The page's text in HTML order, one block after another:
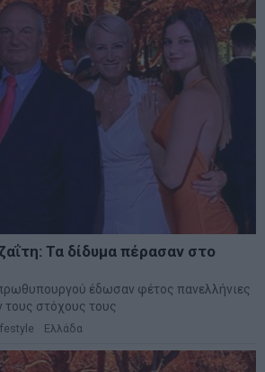
Τα δίδυμα πέρασαν στο
έδωσαν φέτος πανελλήνιες
τους στόχους τους
Ελλάδα